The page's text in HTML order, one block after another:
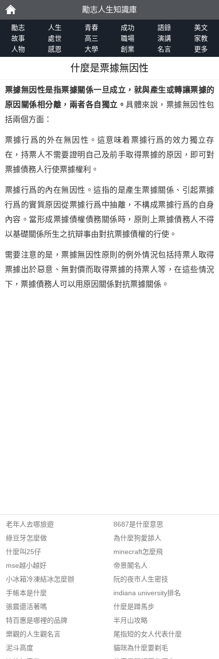
勵
志
勵志人生知識庫
勵志 人生 青春 成功 語錄
美文
故事
處世 高三 職場 演講
家教
人物
感恩 大學 創業 名言 更多
什麼是票據無因性
票據無因性是指票據關係一旦成立，就與產生或轉讓票據的
原因關係相分離，兩者各自獨立。具體來說，票據無因性包
括兩個方面：
票據行爲的外在無因性。這意味着票據行爲的效力獨立存
在，持票人不需要證明自己及前手取得票據的原因，即可對
票據債務人行使票據權利。
票據行爲的內在無因性。這指的是產生票據關係、引起票據
行爲的實質原因從票據行爲中抽離，不構成票據行爲的自身
內容。當形成票據債權債務關係時，原則上票據債務人不得
以基礎關係所生之抗辯事由對抗票據債權的行使。
需要注意的是，票據無因性原則的例外情況包括持票人取得
票據出於惡意、無對價而取得票據的持票人等，在這些情況
下，票據債務人可以用原因關係對抗票據關係。
老年人去哪旅遊
綠豆牙怎麼做
什麼叫25仔
mse越小越好
小冰箱冷凍結冰怎麼辦
手帳本是什麼
張震還活著嗎
特百惠是哪裡的品牌
樂觀的人生觀名言
泥斗高度
8687是什麼意思
為什麼狗愛舔人
minecraft怎麼飛
帝景閣名人
阮的夜市人生密技
indiana university排名
什麼是蹲馬步
半月山攻略
尾指短的女人代表什麼
貓咪為什麼要剃毛